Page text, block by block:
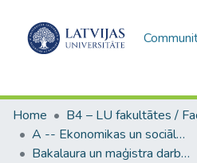
Home
A -- Ekonomikas un sociālo zinātņu fakultāte / Faculty of Economics and Social Sciences
Bakalaura un maģistra darbi (ESZF) / Bachelor's and Master's theses